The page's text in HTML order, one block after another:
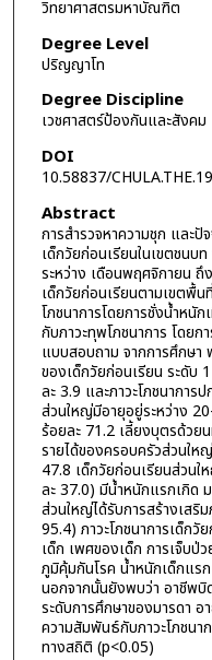
วิทยาศาสตรมหาบัณฑิต
Degree Level
ปริญญาโท
Degree Discipline
เวชศาสตร์ป้องกันและสังคม
DOI
10.58837/
Abstract
การสำรวจหาความชุก และปั
เด็กวัยก่อนเรียนในเขตชนบ
ระหว่าง เดือนพฤศจิกายน
เด็กวัยก่อนเรียนตามเขตพื้น
โภชนาการโดยการชั่งน้ำหนั
กับภาวะทุพโภชนาการ โดย
แบบสอบถาม จากการศึกษา
ของเด็กวัยก่อนเรียน ระดับ
ละ 3.9 และภาวะโภชนาการ
ส่วนใหญ่มีอายุอยู่ระหว่าง
ร้อยละ 71.2 เลี้ยงบุตรด้วย
รายได้ของครอบครัวส่วนใ
47.8 เด็กวัยก่อนเรียนส่วน
ละ 37.0) มีน้ำหนักแรกเกิด
ส่วนใหญ่ได้รับการสร้างเส
95.4) ภาวะโภชนาการเด็ก
เด็ก เพศของเด็ก การเจ็บป่
ภูมิคุ้มกันโรค น้ำหนักเด็กแ
นอกจากนั้นยังพบว่า อาชีพบิ
ระดับการศึกษาของมารดา
ความสัมพันธ์กับภาวะโภชน
ทางสถิติ (p<0.05)